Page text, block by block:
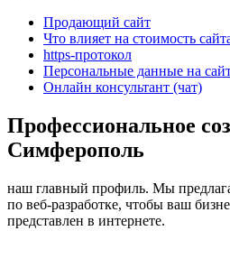
Продающий сайт
Что влияет на стоимость
https-протокол
Персональные данные на
Онлайн консультант (чат)
Профессиональное
Симферополь
наш главный профиль. Мы
по веб-разработке, чтобы ваш
представлен в интернете.